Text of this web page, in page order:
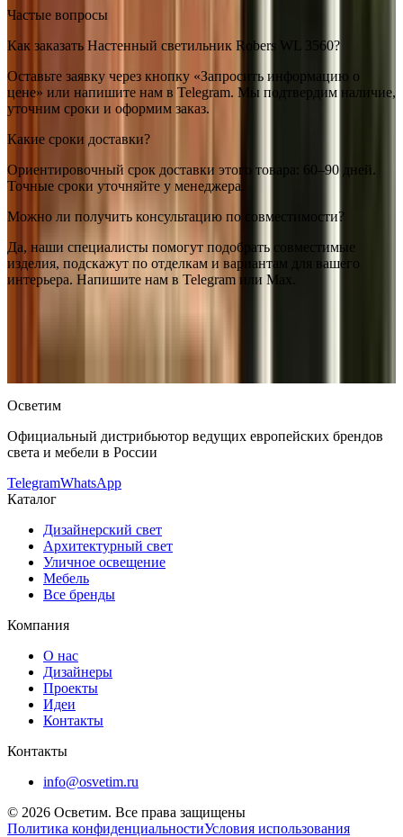
Частые вопросы
Как заказать Настенный светильник Robers WL 3560?
Оставьте заявку через кнопку «Запросить информацию о
цене» или напишите нам в Telegram. Мы подтвердим наличие,
уточним сроки и оформим заказ.
Какие сроки доставки?
Ориентировочный срок доставки этого товара: 60–90 дней.
Точные сроки уточняйте у менеджера.
Можно ли получить консультацию по совместимости?
Да, наши специалисты помогут подобрать совместимые
изделия, подскажут по отделкам и вариантам для вашего
интерьера. Напишите нам в Telegram или Max.
Осветим
Официальный дистрибьютор ведущих европейских брендов
света и мебели в России
TelegramWhatsApp
Каталог
Дизайнерский свет
Архитектурный свет
Уличное освещение
Мебель
Все бренды
Компания
О нас
Дизайнеры
Проекты
Идеи
Контакты
Контакты
info@osvetim.ru
© 2026 Осветим. Все права защищены
Политика конфиденциальностиУсловия использования